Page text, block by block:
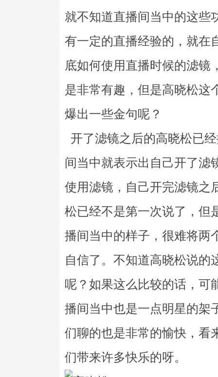
就不知道直播间当中的这些
有一定的直播经验的，就在
底如何使用直播时候的滤镜
是非常有趣，但是高晓松这
爆出一些金句呢？
开了滤镜之后的高晓松已
间当中就表示出自己开了滤
使用滤镜，自己开完滤镜之
松已经不是第一次说了，但
播间当中的样子，很难将两
自信了。不知道高晓松说的
呢？如果这么比较的话，可
播间当中也是一点明星的架
们聊的也是非常的愉快，看
们带来许多快乐的呀。